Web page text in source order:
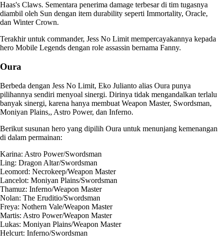
Haas's Claws. Sementara penerima damage terbesar di tim tugasnya
diambil oleh Sun dengan item durability seperti Immortality, Oracle,
dan Winter Crown.
Terakhir untuk commander, Jess No Limit mempercayakannya kepada
hero Mobile Legends dengan role assassin bernama Fanny.
Oura
Berbeda dengan Jess No Limit, Eko Julianto alias Oura punya
pilihannya sendiri menyoal sinergi. Dirinya tidak mengandalkan terlalu
banyak sinergi, karena hanya membuat Weapon Master, Swordsman,
Moniyan Plains,, Astro Power, dan Inferno.
Berikut susunan hero yang dipilih Oura untuk menunjang kemenangan
di dalam permainan:
Karina: Astro Power/Swordsman
Ling: Dragon Altar/Swordsman
Leomord: Necrokeep/Weapon Master
Lancelot: Moniyan Plains/Swordsman
Thamuz: Inferno/Weapon Master
Nolan: The Eruditio/Swordsman
Freya: Nothern Vale/Weapon Master
Martis: Astro Power/Weapon Master
Lukas: Moniyan Plains/Weapon Master
Helcurt: Inferno/Swordsman